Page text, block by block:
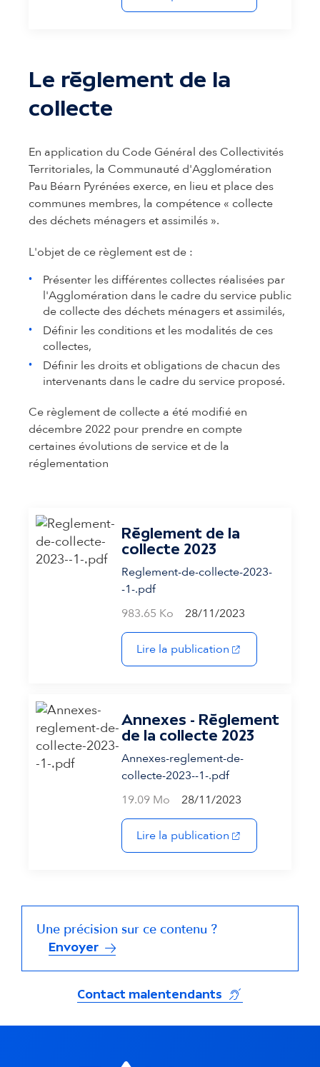
Le règlement de la
collecte
En application du Code Général des Collectivités
Territoriales, la Communauté d'Agglomération
Pau Béarn Pyrénées exerce, en lieu et place des
communes membres, la compétence « collecte
des déchets ménagers et assimilés ».
L'objet de ce règlement est de :
Présenter les différentes collectes réalisées par
l'Agglomération dans le cadre du service public
de collecte des déchets ménagers et assimilés,
Définir les conditions et les modalités de ces
collectes,
Définir les droits et obligations de chacun des
intervenants dans le cadre du service proposé.
Ce règlement de collecte a été modifié en
décembre 2022 pour prendre en compte
certaines évolutions de service et de la
réglementation
Règlement de la
collecte 2023
Reglement-de-collecte-2023-
-1-.pdf
983.65 Ko
28/11/2023
Lire la publication (s'ouvre dans
Annexes - Règlement
de la collecte 2023
Annexes-reglement-de-
collecte-2023--1-.pdf
19.09 Mo
28/11/2023
Lire la publication (s'ouvre dans
Une précision sur ce contenu ?
Envoyer
Contact malentendants (s'ouvre dans